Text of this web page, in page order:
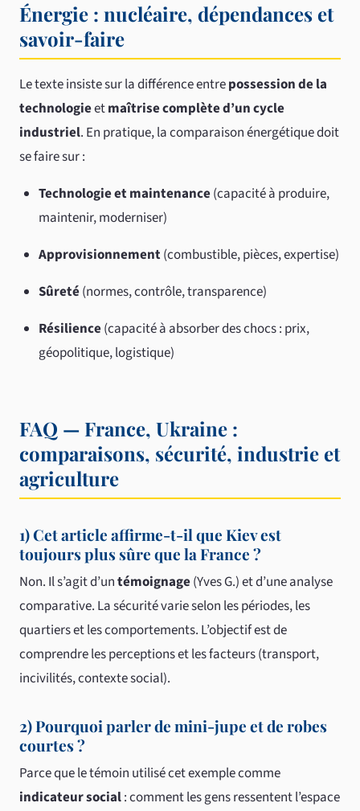
Énergie : nucléaire, dépendances et
savoir-faire
Le texte insiste sur la différence entrepossession de la
technologieetmaîtrise complète d’un cycle
industriel. En pratique, la comparaison énergétique doit
se faire sur :
Technologie et maintenance(capacité à produire,
maintenir, moderniser)
Approvisionnement(combustible, pièces, expertise)
Sûreté(normes, contrôle, transparence)
Résilience(capacité à absorber des chocs : prix,
géopolitique, logistique)
FAQ — France, Ukraine :
comparaisons, sécurité, industrie et
agriculture
1) Cet article affirme-t-il que Kiev est
toujours plus sûre que la France ?
Non. Il s’agit d’untémoignage(Yves G.) et d’une analyse
comparative. La sécurité varie selon les périodes, les
quartiers et les comportements. L’objectif est de
comprendre les perceptions et les facteurs (transport,
incivilités, contexte social).
2) Pourquoi parler de mini-jupe et de robes
courtes ?
Parce que le témoin utilisé cet exemple comme
indicateur social: comment les gens ressentent l’espace